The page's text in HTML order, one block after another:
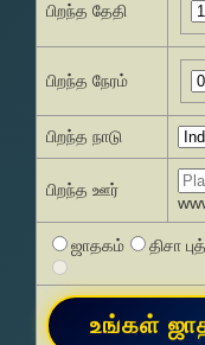
பிறந்த தேதி
பிறந்த நேரம்
பிறந்த நாடு
பிறந்த ஊர்
ஜாதகம் திசா